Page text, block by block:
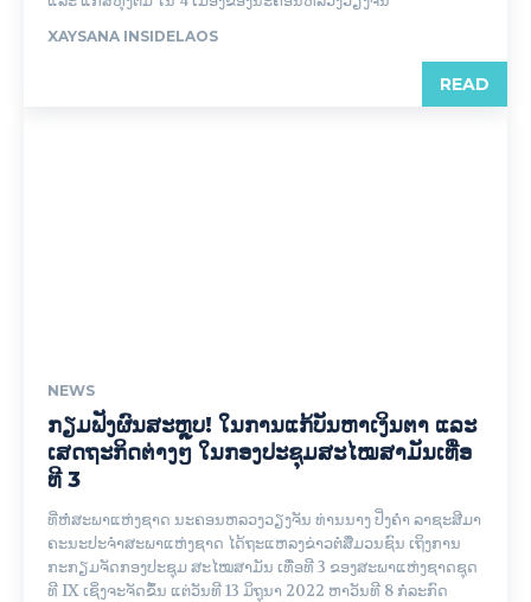
XAYSANA INSIDELAOS
READ
NEWS
ກຽມຟັງຜົນສະຫຼຸບ! ໃນການແກ້ບັນຫາເງິນຕາ ແລະ
ເສດຖະກິດຕ່າງໆ ໃນກອງປະຊຸມສະໄໝສາມັນເທື່ອ
ທີ 3
ທີ່ຫໍສະພາແຫ່ງຊາດ ນະຄອນຫລວງວຽງຈັນ ທ່ານນາງ ປິ່ງຄໍາ ລາຊະສີມາ
ຄະນະປະຈໍາສະພາແຫ່ງຊາດ ໄດ້ຖະແຫລງຂ່າວຕໍ່ສື່ມວນຊົນ ເຖິງການ
ກະກຽມຈັດກອງປະຊຸມ ສະໄໝສາມັນ ເທື່ອທີ 3 ຂອງສະພາແຫ່ງຊາດຊຸດ
ທີ IX ເຊິ່ງຈະຈັດຂຶ້ນ ແຕ່ວັນທີ 13 ມິຖຸນາ 2022 ຫາວັນທີ 8 ກໍລະກົດ